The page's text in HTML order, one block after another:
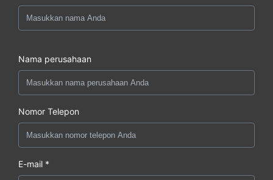
Nama perusahaan
Nomor Telepon
E-mail *